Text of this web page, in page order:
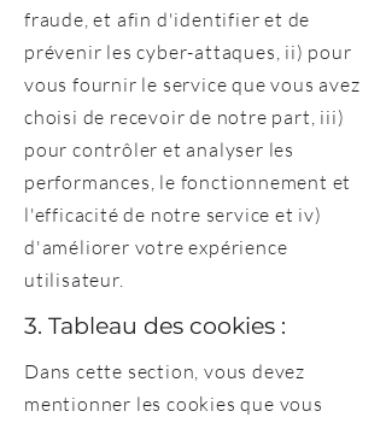
fraude, et afin d'identifier et de
prévenir les cyber-attaques, ii) pour
vous fournir le service que vous avez
choisi de recevoir de notre part, iii)
pour contrôler et analyser les
performances, le fonctionnement et
l'efficacité de notre service et iv)
d'améliorer votre expérience
utilisateur.
3. Tableau des cookies :
Dans cette section, vous devez
mentionner les cookies que vous